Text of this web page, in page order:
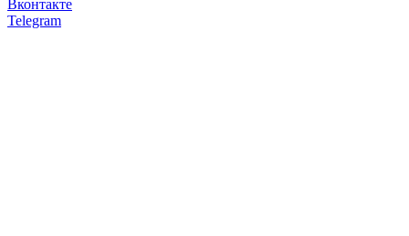
Вконтакте
Telegram